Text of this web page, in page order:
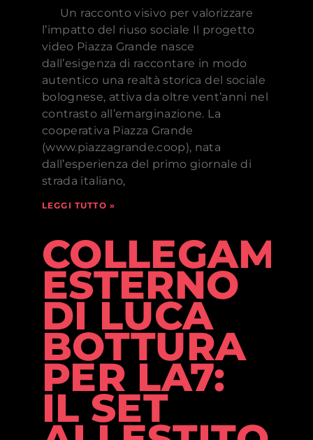
Un racconto visivo per valorizzare
l’impatto del riuso sociale Il progetto
video Piazza Grande nasce
dall’esigenza di raccontare in modo
autentico una realtà storica del sociale
bolognese, attiva da oltre vent’anni nel
contrasto all’emarginazione. La
cooperativa Piazza Grande
(www.piazzagrande.coop), nata
dall’esperienza del primo giornale di
strada italiano,
LEGGI TUTTO »
ESTERNO
DI LUCA
BOTTURA
PER LA7:
IL SET